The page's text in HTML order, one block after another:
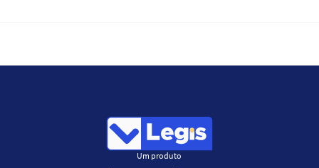
Um produto